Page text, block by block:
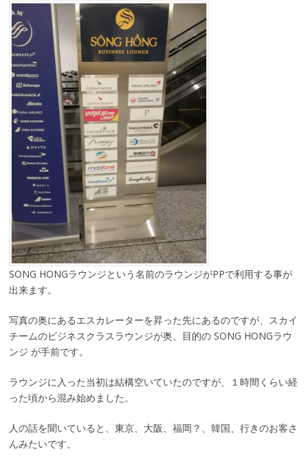
SONG HONGラウンジという名前のラウンジがPPで利用する事が
出来ます。
写真の奥にあるエスカレーターを昇った先にあるのですが、スカイ
チームのビジネスクラスラウンジが奥、目的の SONG HONGラウ
ンジ が手前です。
ラウンジに入った当初は結構空いていたのですが、１時間くらい経
った頃から混み始めました。
人の話を聞いていると、東京、大阪、福岡？、韓国、行きのお客さ
んみたいです。